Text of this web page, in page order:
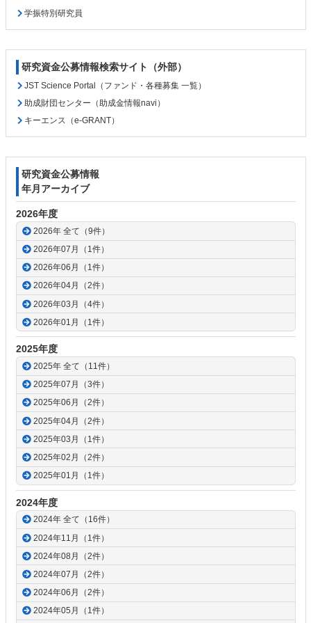
学振特別研究員
研究資金公募情報検索サイト（外部）
JST Science Portal（ファンド・各種募集 一覧）
助成財団センター（助成金情報navi）
キーエンス（e-GRANT）
研究資金公募情報
年月アーカイブ
2026年度
2026年 全て（9件）
2026年07月（1件）
2026年06月（1件）
2026年04月（2件）
2026年03月（4件）
2026年01月（1件）
2025年度
2025年 全て（11件）
2025年07月（3件）
2025年06月（2件）
2025年04月（2件）
2025年03月（1件）
2025年02月（2件）
2025年01月（1件）
2024年度
2024年 全て（16件）
2024年11月（1件）
2024年08月（2件）
2024年07月（2件）
2024年06月（2件）
2024年05月（1件）